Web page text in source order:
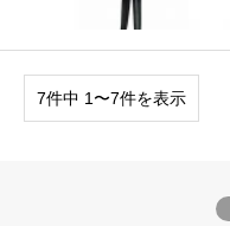
7件中 1〜7件を表示